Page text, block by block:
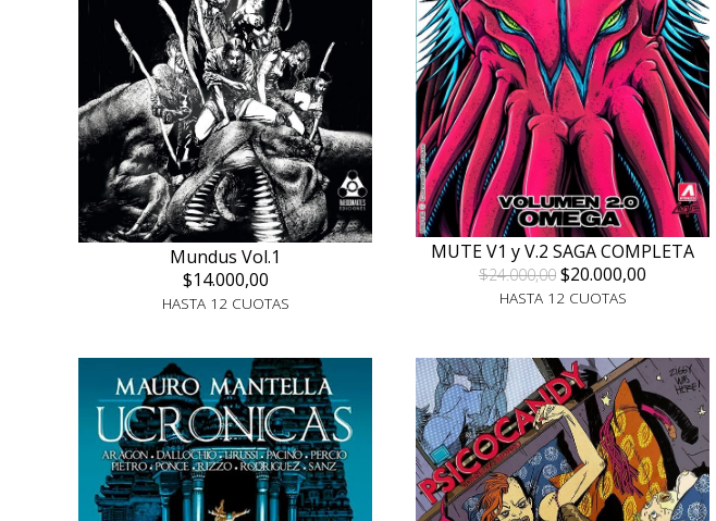
Mundus Vol.1
$14.000,00
HASTA 12 CUOTAS
MUTE V1 y V.2 SAGA COMPLETA
$24.000,00 $20.000,00
HASTA 12 CUOTAS